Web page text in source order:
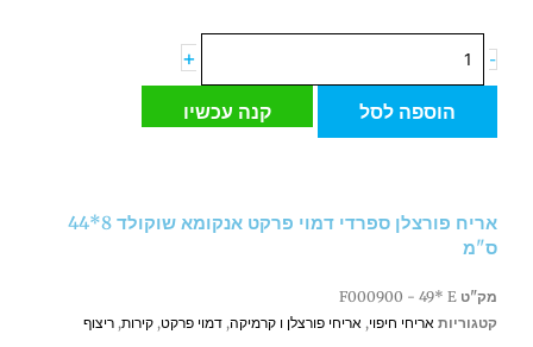
-
של
פורצלן
אנקומא
שוקולד
ס"מ
+
הוספה לסל קנה עכשיו
אריח פורצלן ספרדי דמוי פרקט אנקומא שוקולד 8*44
ס"מ
מק"ט F000900 - 49* E
קטגוריות אריחי חיפוי, אריחי פורצלן ו קרמיקה, דמוי פרקט, קירות, ריצוף